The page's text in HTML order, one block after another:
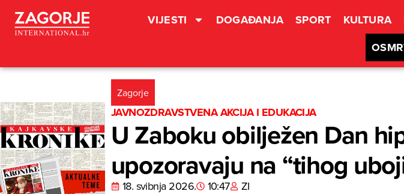
VIJESTI DOGAĐANJA SPORT KULTURA
Zagorje
JAVNOZDRAVSTVENA AKCIJA I EDUKACIJA
U Zaboku obilježen Dan
upozoravaju na “tihog
18. svibnja 2026. 10:47 ZI